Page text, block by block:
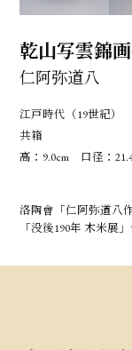
乾山写雲錦
仁阿弥道八
江戸時代（19世紀）
共箱
高：9.0cm 口径：
洛陶會「仁阿弥道八
「没後190年 木米展